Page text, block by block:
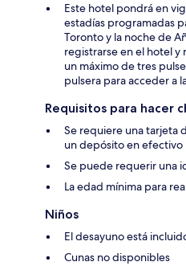
Este hotel pondrá en
estadías programadas
Toronto y la noche de
registrarse en el hotel y
un máximo de tres
pulsera para acceder a
Requisitos para hacer
Se requiere una tarjeta
un depósito en efectivo
Se puede requerir una
La edad mínima para
Niños
El desayuno está
Cunas no disponibles